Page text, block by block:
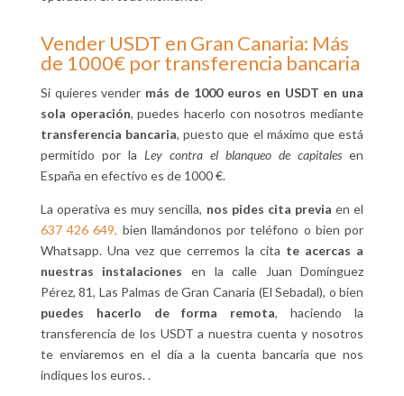
Vender USDT en Gran Canaria: Más
de 1000€ por transferencia bancaria
Si quieres vender más de 1000 euros en USDT en una
sola operación, puedes hacerlo con nosotros mediante
transferencia bancaria, puesto que el máximo que está
permitido por la Ley contra el blanqueo de capitales en
España en efectivo es de 1000 €.
La operativa es muy sencilla, nos pides cita previa en el
637 426 649, bien llamándonos por teléfono o bien por
Whatsapp. Una vez que cerremos la cita te acercas a
nuestras instalaciones en la calle Juan Domínguez
Pérez, 81, Las Palmas de Gran Canaria (El Sebadal), o bien
puedes hacerlo de forma remota, haciendo la
transferencia de los USDT a nuestra cuenta y nosotros
te enviaremos en el día a la cuenta bancaria que nos
indiques los euros. .